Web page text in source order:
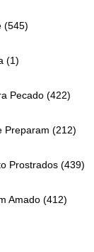
(545)
(1)
Pecado (422)
Preparam (212)
Prostrados (439)
Amado (412)